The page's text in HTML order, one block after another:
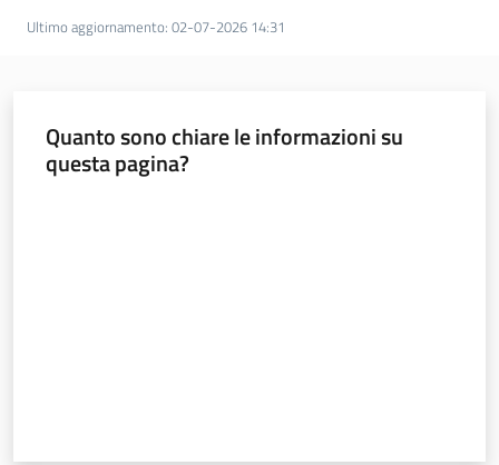
Ultimo aggiornamento: 02-07-2026 14:31
Quanto sono chiare le informazioni su
questa pagina?